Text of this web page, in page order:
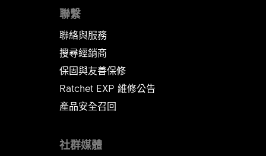
聯繫
聯絡與服務
搜尋經銷商
保固與友善保修
Ratchet EXP 維修公告​​​​​​​
產品安全召回
社群媒體